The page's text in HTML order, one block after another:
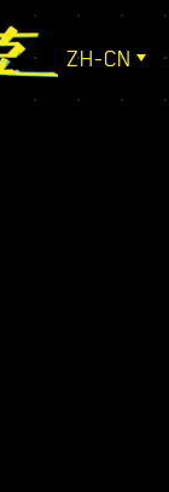
ZH-CN